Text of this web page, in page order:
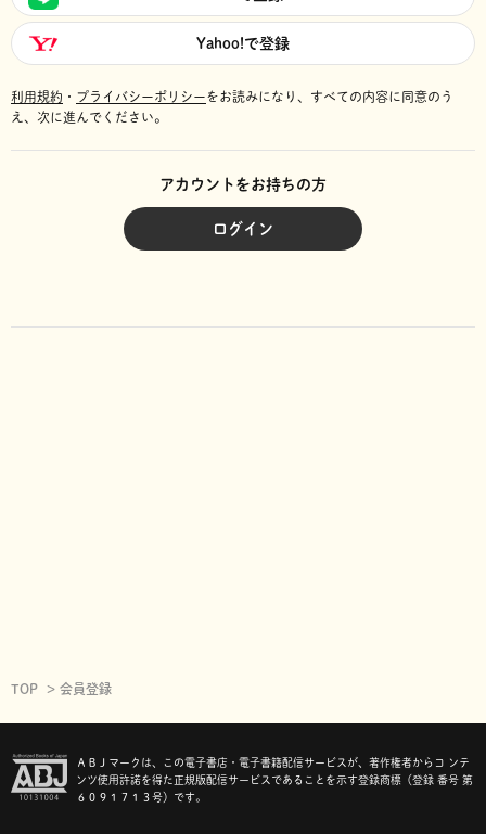
Yahoo!で登録
利用規約 ・ プライバシーポリシーをお読みになり、 すべての内容に同意のう
え、次に進んでください。
アカウントをお持ちの方
ログイン
TOP 会員登録
ＡＢＪマークは、この電子書店・電子書籍配信サービスが、著作権者からコ ンテ
ンツ使用許諾を得た正規版配信サービスであることを示す登録商標（登録 番号 第
６０９１７１３号）です。